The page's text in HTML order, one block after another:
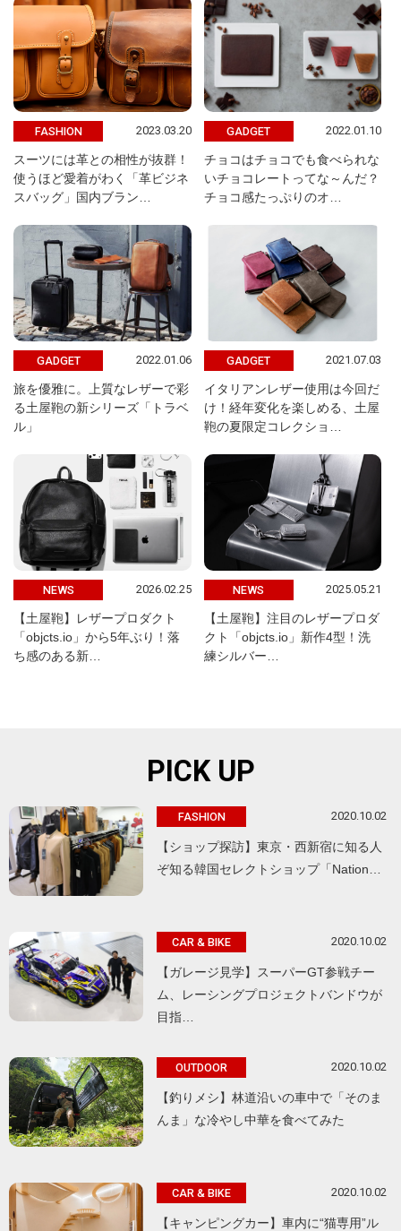
FASHION 2023.03.20
スーツには革との相性が抜群！
使うほど愛着がわく「革ビジネ
スバッグ」国内ブラン…
GADGET 2022.01.10
チョコはチョコでも食べられな
いチョコレートってな～んだ？
チョコ感たっぷりのオ…
GADGET 2022.01.06
旅を優雅に。上質なレザーで彩
る土屋鞄の新シリーズ「トラベ
ル」
GADGET 2021.07.03
イタリアンレザー使用は今回だ
け！経年変化を楽しめる、土屋
鞄の夏限定コレクショ…
NEWS 2026.02.25
【土屋鞄】レザープロダクト
「objcts.io」から5年ぶり！落
ち感のある新…
NEWS 2025.05.21
【土屋鞄】注目のレザープロダ
クト「objcts.io」新作4型！洗
練シルバー…
PICK UP
FASHION 2020.10.02
【ショップ探訪】東京・西新宿に知る人
ぞ知る韓国セレクトショップ「Nation…
CAR & BIKE 2020.10.02
【ガレージ見学】スーパーGT参戦チー
ム、レーシングプロジェクトバンドウが
目指…
OUTDOOR 2020.10.02
【釣りメシ】林道沿いの車中で「そのま
んま」な冷やし中華を食べてみた
CAR & BIKE 2020.10.02
【キャンピングカー】車内に“猫専用”ル